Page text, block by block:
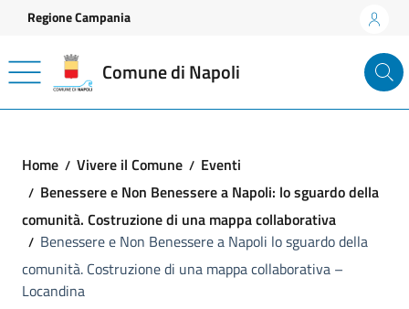
Vai ai contenuti
Vai al footer
Regione Campania
Comune di Napoli
Home Vivere il Comune
Eventi
Benessere e Non Benessere a Napoli: lo sguardo della
comunità. Costruzione di una mappa collaborativa
Benessere e Non Benessere a Napoli lo sguardo della
comunità. Costruzione di una mappa collaborativa –
Locandina